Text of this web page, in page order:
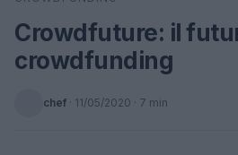
Crowdfuture: il
crowdfunding
chef · 11/05/2020 · 7 min